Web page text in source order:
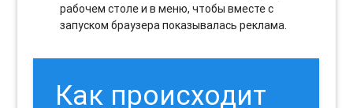
рабочем столе и в меню, чтобы вместе с
запуском браузера показывалась реклама.
Как происходит